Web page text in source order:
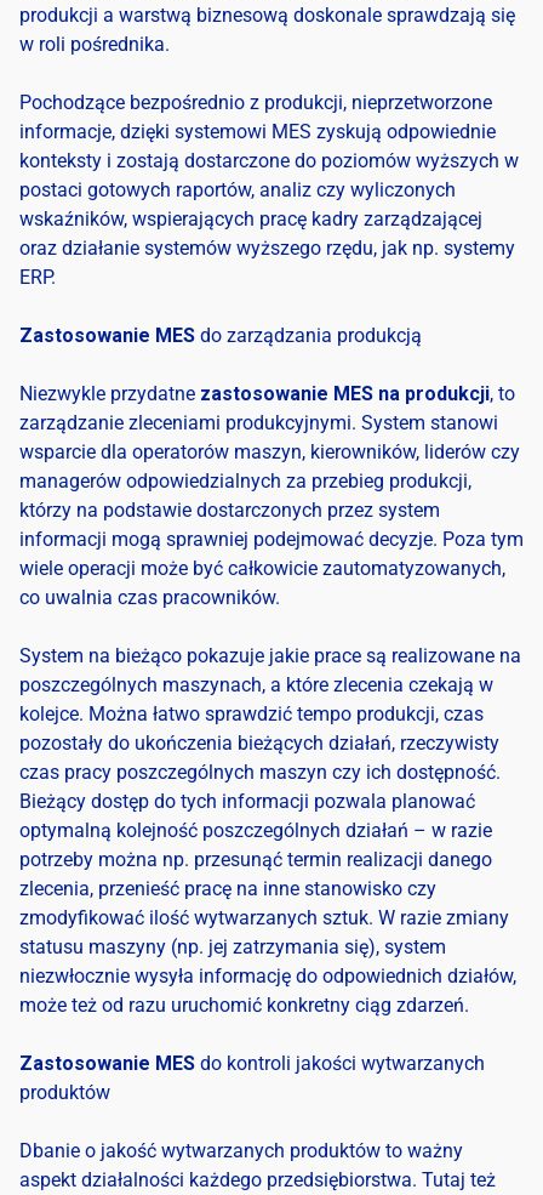
produkcji a warstwą biznesową doskonale sprawdzają się
w roli pośrednika.
Pochodzące bezpośrednio z produkcji, nieprzetworzone
informacje, dzięki systemowi MES zyskują odpowiednie
konteksty i zostają dostarczone do poziomów wyższych w
postaci gotowych raportów, analiz czy wyliczonych
wskaźników, wspierających pracę kadry zarządzającej
oraz działanie systemów wyższego rzędu, jak np. systemy
ERP.
Zastosowanie MES do zarządzania produkcją
Niezwykle przydatne zastosowanie MES na produkcji, to
zarządzanie zleceniami produkcyjnymi. System stanowi
wsparcie dla operatorów maszyn, kierowników, liderów czy
managerów odpowiedzialnych za przebieg produkcji,
którzy na podstawie dostarczonych przez system
informacji mogą sprawniej podejmować decyzje. Poza tym
wiele operacji może być całkowicie zautomatyzowanych,
co uwalnia czas pracowników.
System na bieżąco pokazuje jakie prace są realizowane na
poszczególnych maszynach, a które zlecenia czekają w
kolejce. Można łatwo sprawdzić tempo produkcji, czas
pozostały do ukończenia bieżących działań, rzeczywisty
czas pracy poszczególnych maszyn czy ich dostępność.
Bieżący dostęp do tych informacji pozwala planować
optymalną kolejność poszczególnych działań – w razie
potrzeby można np. przesunąć termin realizacji danego
zlecenia, przenieść pracę na inne stanowisko czy
zmodyfikować ilość wytwarzanych sztuk. W razie zmiany
statusu maszyny (np. jej zatrzymania się), system
niezwłocznie wysyła informację do odpowiednich działów,
może też od razu uruchomić konkretny ciąg zdarzeń.
Zastosowanie MES do kontroli jakości wytwarzanych
produktów
Dbanie o jakość wytwarzanych produktów to ważny
aspekt działalności każdego przedsiębiorstwa. Tutaj też